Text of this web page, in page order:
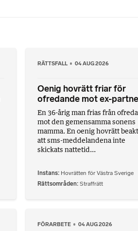
RÄTTSFALL 04 AUG 2026
Oenig hovrätt friar för
ofredande mot ex-
En 36-årig man frias från
mot den gemensamma sonens
mamma. En oenig hovrätt
att sms-meddelandena inte
skickats nattetid...
Instans Hovrätten för Västra Sverige
Rättsområden Straffrätt
FÖRARBETE 04 AUG 2026